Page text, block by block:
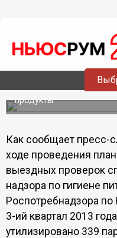
Более 400
с реализации
третьем
На втором месте по
продовольственного
продукты.
Как сообщает пресс-
ходе проведения
выездных проверок
надзора по гигиене
Роспотребнадзора
3-ий квартал 2013
утилизировано 339